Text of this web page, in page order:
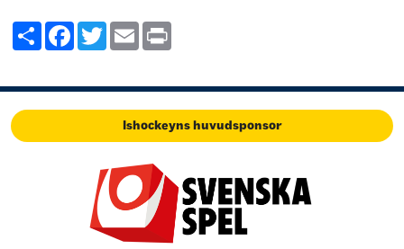
ShareFacebook
TwitterEmail
Ishockeyns huvudsponsor